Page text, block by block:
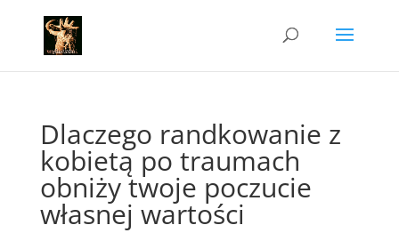
Dlaczego randkowanie z
kobietą po traumach
obniży twoje poczucie
własnej wartości